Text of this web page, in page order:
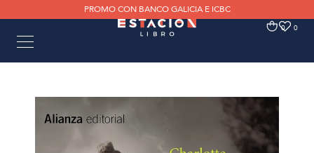
PROMO CON BANCO GALICIA E ICBC
0 0